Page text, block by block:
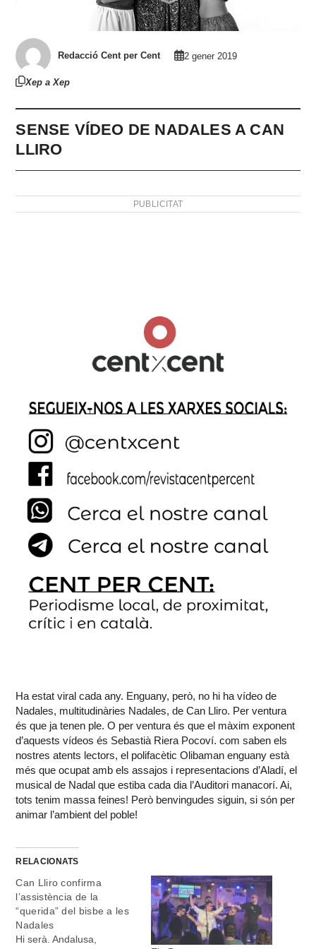
Redacció Cent per Cent 2 gener 2019
Xep a Xep
SENSE VÍDEO DE NADALES A CAN
LLIRO
PUBLICITAT
Ha estat viral cada any. Enguany, però, no hi ha vídeo de
Nadales, multitudinàries Nadales, de Can Lliro. Per ventura
és que ja tenen ple. O per ventura és que el màxim exponent
d’aquests vídeos és Sebastià Riera Pocoví. com saben els
nostres atents lectors, el polifacètic Olibaman enguany està
més que ocupat amb els assajos i representacions d’Aladí, el
musical de Nadal que estiba cada dia l’Auditori manacorí. Ai,
tots tenim massa feines! Però benvingudes siguin, si són per
animar l’ambient del poble!
RELACIONATS
Can Lliro confirma
l’assistència de la
“querida” del bisbe a les
Nadales
Hi serà. Andalusa,